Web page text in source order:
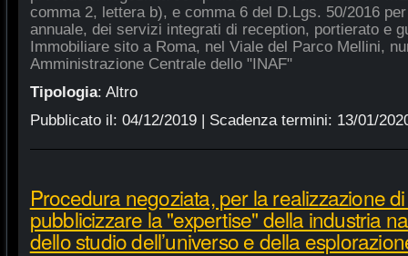
comma 2, lettera b), e comma 6 del D.Lgs. 50/2016
annuale, dei servizi integrati di reception, portierato e
Immobiliare sito a Roma, nel Viale del Parco Mellini,
Amministrazione Centrale dello "INAF"
Tipologia: Altro
Pubblicato il: 04/12/2019| Scadenza termini: 13/01/
Procedura negoziata, per la realizzazione
pubblicizzare la "expertise" della industria
dello studio dell’universo e della